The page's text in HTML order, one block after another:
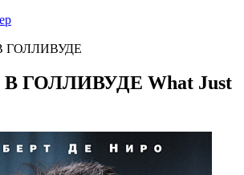
ГОЛЛИВУДЕ What Just